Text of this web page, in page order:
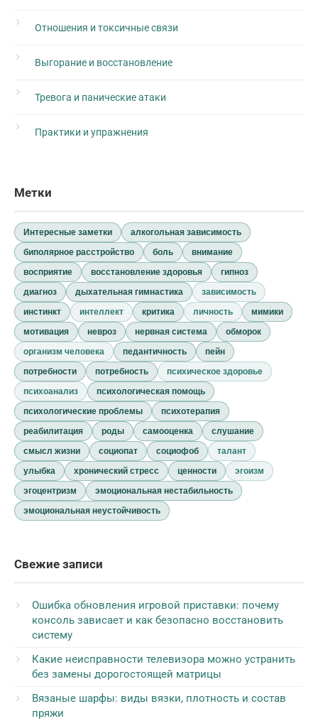
Отношения и токсичные связи
Выгорание и восстановление
Тревога и панические атаки
Практики и упражнения
Метки
Интересные заметки
алкогольная зависимость
биполярное расстройство
боль
внимание
восприятие
восстановление здоровья
гипноз
диагноз
дыхательная гимнастика
зависимость
инстинкт
интеллект критика личность
мимики
мотивация
невроз нервная система
обморок
организм человека
педантичность
пейн
потребности
потребность
психическое здоровье
психоанализ
психологическая помощь
психологические проблемы
психотерапия
реабилитация
роды самооценка
слушание
смысл жизни
социопат социофоб
талант
улыбка
хронический стресс ценности
эгоизм
эгоцентризм
эмоциональная нестабильность
эмоциональная неустойчивость
Свежие записи
Ошибка обновления игровой приставки: почему
консоль зависает и как безопасно восстановить
систему
Какие неисправности телевизора можно устранить
без замены дорогостоящей матрицы
Вязаные шарфы: виды вязки, плотность и состав
пряжи